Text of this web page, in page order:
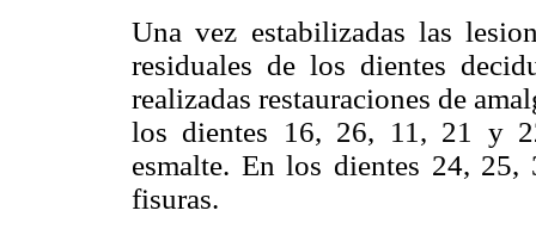
Una vez estabilizadas las
residuales de los dientes
realizadas restauraciones de
los dientes 16, 26, 11, 21 y
esmalte. En los dientes 24,
fisuras.